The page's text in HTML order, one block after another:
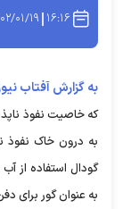
۱۶:۱۶ ۱۴۰۲/
به گزارش آفتاب
که خاصیت نفوذ
به درون خاک نفوذ
گودال استفاده از
به عنوان گور برای